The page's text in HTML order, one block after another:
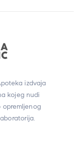
izdvaja
kojeg nudi
opremljenog